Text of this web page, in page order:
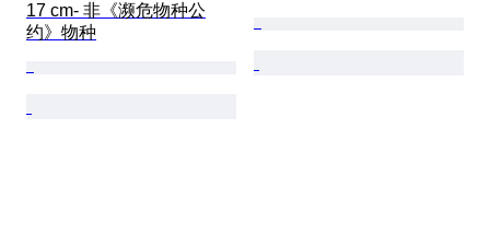
17 cm- 非《濒危物种公
约》物种